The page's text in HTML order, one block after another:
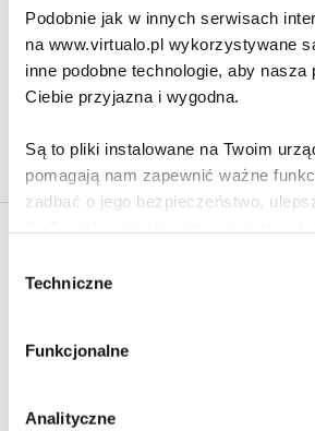
Podobnie jak w innych serwisach
na www.virtualo.pl wykorzystywane
inne podobne technologie, aby nasza
Ciebie przyjazna i wygodna.
Są to pliki instalowane na Twoim
pomagają nam zapewnić ważne
zadbać o jego bezpieczeństwo,
Poza plikami, które są nam
i bezpiecznego działania serwisu -
wymagają Twojej zgody.
Każda udzielona zgoda poprawi
zgody
Techniczne
Funkcjonalne
Analityczne
Klikając ZAPISZ SIĘ, zgadzasz się na
marketingowych dotyczących virtualo.pl oraz
Zgodę można wycofać w każdym czasie w
Polityce Prywatności
dokonanego przed jej wycofaniem.